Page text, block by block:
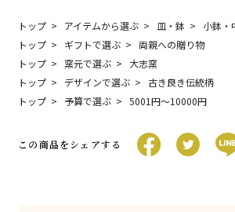
トップ アイテムから選ぶ 皿・鉢
小鉢・
トップ
ギフトで選ぶ
両親への贈り物
トップ
窯元で選ぶ
大志窯
トップ
デザインで選ぶ
古き良き伝統柄
トップ
予算で選ぶ 5001円〜10000円
この商品をシェアする